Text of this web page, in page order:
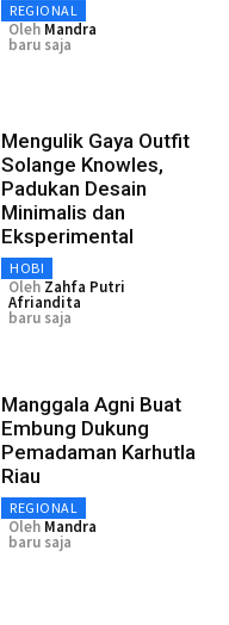
REGIONAL
Oleh Mandra
baru saja
Mengulik Gaya Outfit
Solange Knowles,
Padukan Desain
Minimalis dan
Eksperimental
HOBI
Oleh Zahfa Putri
Afriandita
baru saja
Manggala Agni Buat
Embung Dukung
Pemadaman Karhutla
Riau
REGIONAL
Oleh Mandra
baru saja